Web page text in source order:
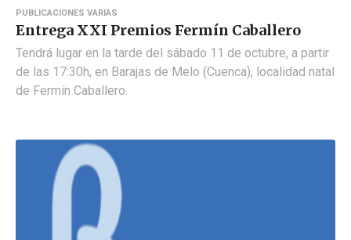
PUBLICACIONES VARIAS
Entrega XXI Premios Fermín Caballero
Tendrá lugar en la tarde del sábado 11 de octubre, a partir
de las 17:30h, en Barajas de Melo (Cuenca), localidad natal
de Fermín Caballero.